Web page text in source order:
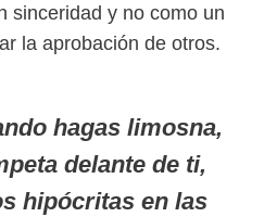
sinceridad y no como un
la aprobación de otros.
hagas limosna,
delante de ti,
hipócritas en las